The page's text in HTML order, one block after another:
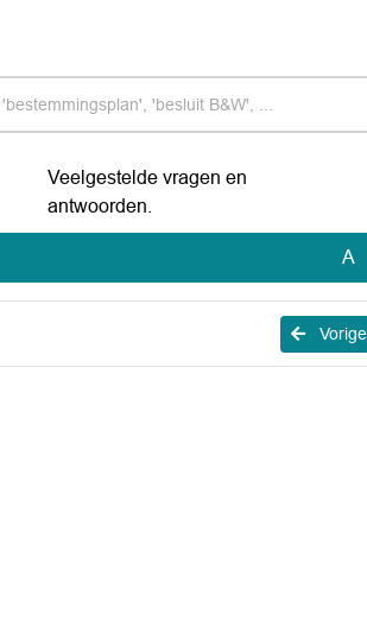
Veelgestelde vragen en
antwoorden.
A